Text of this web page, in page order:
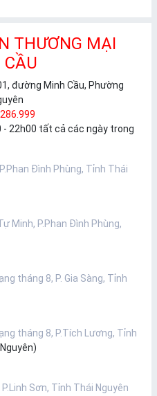
THƯƠNG MẠI
đường Minh Cầu, Phường
- 22h00 tất cả các ngày trong
Đình Phùng, Tỉnh Thái
Minh, P.Phan Đình Phùng,
tháng 8, P. Gia Sàng, Tỉnh
tháng 8, P.Tích Lương, Tỉnh
Sơn, Tỉnh Thái Nguyên